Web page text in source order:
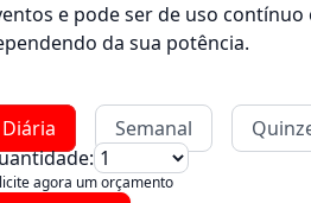
e pode ser de uso
da sua potência.
Diária Semanal
agora um orçamento